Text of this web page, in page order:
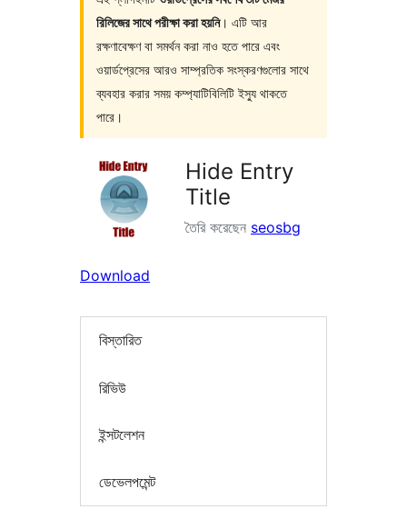
রিলিজের সাথে পরীক্ষা করা হয়নি। এটি আর
রক্ষণাবেক্ষণ বা সমর্থন করা নাও হতে পারে এবং
ওয়ার্ডপ্রেসের আরও সাম্প্রতিক সংস্করণগুলোর সাথে
ব্যবহার করার সময় কম্প্যাটিবিলিটি ইস্যু থাকতে
পারে।
Hide Entry
Title
তৈরি করেছেন seosbg
Download
বিস্তারিত
রিভিউ
ইন্সটলেশন
ডেভেলপমেন্ট